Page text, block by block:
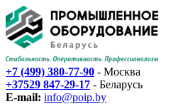
+7 (499) 380-77-90 - Москва
+37529 847-29-17‬ - Беларусь
E-mail: info@poip.by